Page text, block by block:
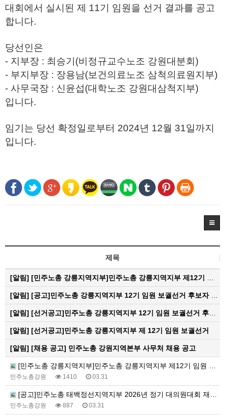
대회에서 실시된 제 11기 임원을 선거 결과를 공고
합니다.
당선인은
- 지부장 : 최승기(비정규교수노조 강원대분회)
- 부지부장 : 장용남(보건의료노조 삼척의료원지부)
- 사무국장 : 신윤섭(대학노조 강원대삼척지부)
입니다.
임기는 당선 확정일로부터 2024년 12월 31일까지
입니다.
제목
[알림] [민주노총 강릉지역지부]민주노총 강릉지역지부 제12기 임원 보궐선거결과 공고
[알림] [공고]민주노총 강릉지역지부 12기 임원 보궐선거 후보자 확정 공고
[알림] [선거공고]민주노총 강릉지역지부 12기 임원 보궐선거 후보 등록 기간 연장 공고
[알림] [선거공고]민주노총 강릉지역지부 제 12기 임원 보궐선거
[알림] [채용 공고] 민주노총 강원지역본부 사무처 채용 공고
[민주노총 강릉지역지부]민주노총 강릉지역지부 제12기 임원 보궐선거결과 공고
민주노총강원 1410 03.31
[공고]민주노총 태백정선지역지부 2026년 정기 대의원대회 재소집 건
민주노총강원 887 03.31